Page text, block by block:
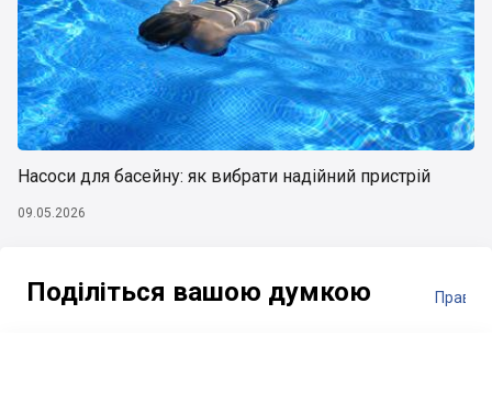
Насоси для басейну: як вибрати надійний пристрій
09.05.2026
Поділіться вашою думкою